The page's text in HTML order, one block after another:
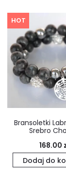
HOT
Bransoletki
Srebro
168.00
Dodaj do